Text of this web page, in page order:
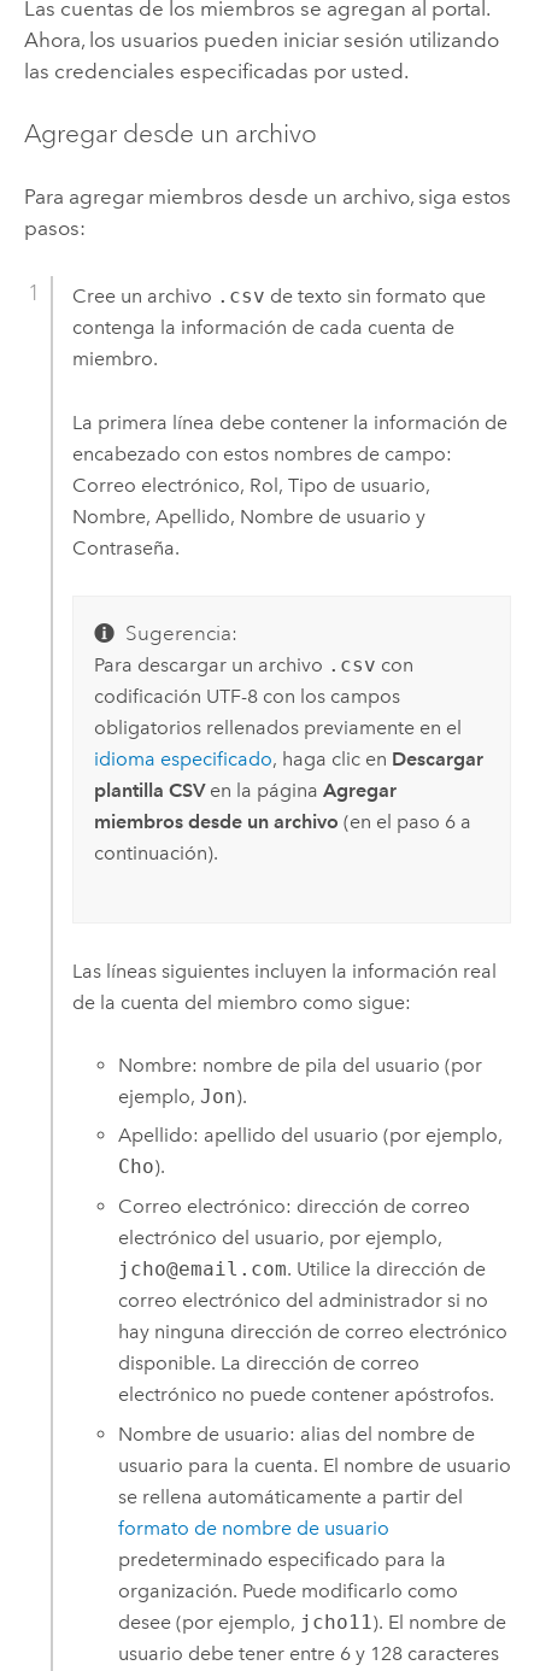
Las cuentas de los miembros se agregan al portal.
Ahora, los usuarios pueden iniciar sesión utilizando
las credenciales especificadas por usted.
Agregar desde un archivo
Para agregar miembros desde un archivo, siga estos
pasos:
Cree un archivo .csv de texto sin formato que
contenga la información de cada cuenta de
miembro.
La primera línea debe contener la información de
encabezado con estos nombres de campo:
Correo electrónico, Rol, Tipo de usuario,
Nombre, Apellido, Nombre de usuario y
Contraseña.
Sugerencia:
Para descargar un archivo .csv con
codificación UTF-8 con los campos
obligatorios rellenados previamente en el
idioma especificado, haga clic en Descargar
plantilla CSVen la página Agregar
miembros desde un archivo (en el paso 6 a
continuación).
Las líneas siguientes incluyen la información real
de la cuenta del miembro como sigue:
Nombre: nombre de pila del usuario (por
ejemplo,Jon).
Apellido: apellido del usuario (por ejemplo,
Cho).
Correo electrónico: dirección de correo
electrónico del usuario, por ejemplo,
jcho@email.com. Utilice la dirección de
correo electrónico del administrador si no
hay ninguna dirección de correo electrónico
disponible. La dirección de correo
electrónico no puede contener apóstrofos.
Nombre de usuario: alias del nombre de
usuario para la cuenta. El nombre de usuario
se rellena automáticamente a partir del
formato de nombre de usuario
predeterminado especificado para la
organización. Puede modificarlo como
desee (por ejemplo, jcho11 ). El nombre de
usuario debe tener entre 6 y 128 caracteres